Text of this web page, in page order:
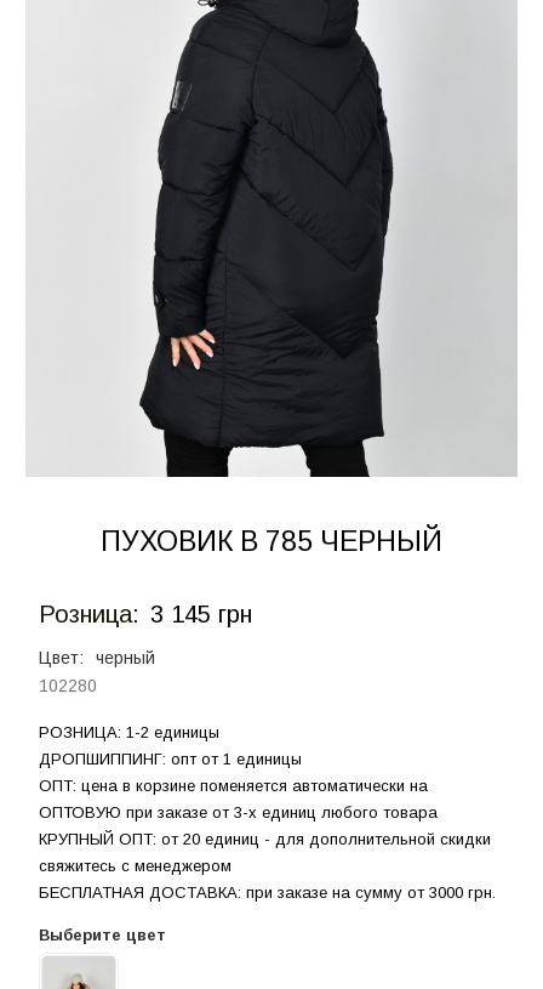
ПУХОВИК В 785 ЧЕРНЫЙ
Розница: 3 145 грн
Цвет:
черный
102280
РОЗНИЦА: 1-2 единицы
ДРОПШИППИНГ: опт от 1 единицы
ОПТ: цена в корзине поменяется автоматически на
ОПТОВУЮ при заказе от 3-х единиц любого товара
КРУПНЫЙ ОПТ: от 20 единиц - для дополнительной скидки
свяжитесь с менеджером
БЕСПЛАТНАЯ ДОСТАВКА: при заказе на сумму от 3000 грн.
Выберите цвет